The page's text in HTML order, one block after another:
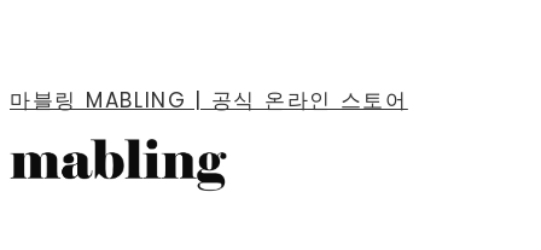
마블링 MABLING | 공식 온라인 스토어